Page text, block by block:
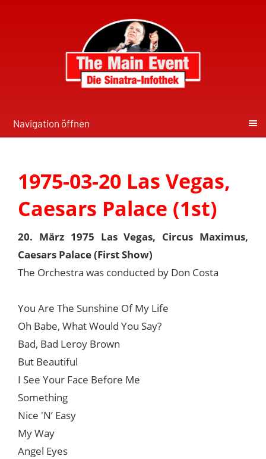
Navigation öffnen
1975-03-20 Las Vegas,
Caesars Palace (1st)
20. März 1975 Las Vegas, Circus Maximus,
Caesars Palace (First Show)
The Orchestra was conducted by Don Costa
You Are The Sunshine Of My Life
Oh Babe, What Would You Say?
Bad, Bad Leroy Brown
But Beautiful
I See Your Face Before Me
Something
Nice 'N’ Easy
My Way
Angel Eyes